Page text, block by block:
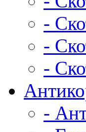
-
-
-
-